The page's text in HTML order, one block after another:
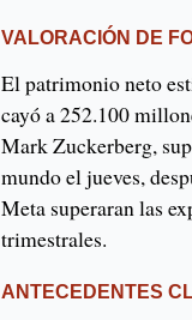
VALORACIÓN DE
El patrimonio neto
cayó a 252.100
Mark Zuckerberg,
mundo el jueves,
Meta superaran las
trimestrales.
ANTECEDENTES